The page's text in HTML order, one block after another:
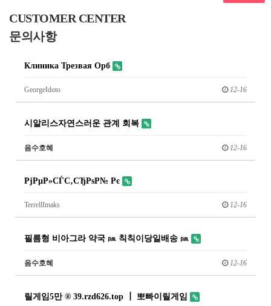
CUSTOMER CENTER
문의사항
Клиника Трезвая Орб
GeorgeIdoto 12-16
시알리스자연스러운 관계 회복
음수호혜 12-16
РјРµР»СЃС‚СЂРѕР№ Рє
TerrellImaks 12-16
필름형 비아그라 약국 ㏘ 칙칙이당일배송 ㏘
음수호혜 12-16
릴게임5만 ® 39.rzd626.top ┃ 뽀빠이릴게임